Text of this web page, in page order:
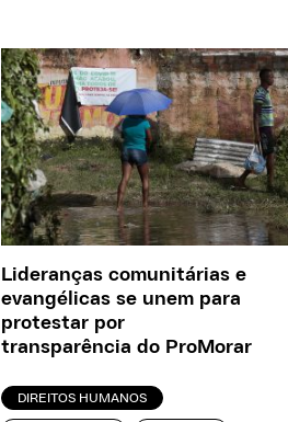
Lideranças comunitárias e
evangélicas se unem para
protestar por
transparência do ProMorar
DIREITOS HUMANOS